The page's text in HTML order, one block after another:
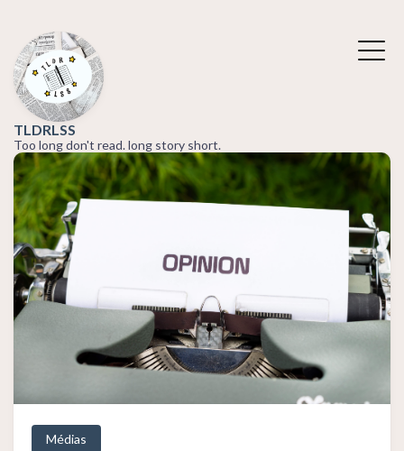
TLDRLSS
Too long don't read. long story short.
Médias